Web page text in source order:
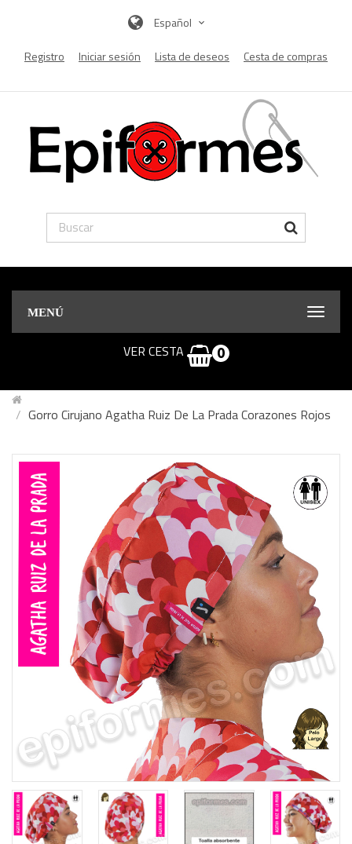
Español
Registro Iniciar sesión Lista de deseos Cesta de compras
MENÚ
VER CESTA 0
Gorro Cirujano Agatha Ruiz De La Prada Corazones Rojos